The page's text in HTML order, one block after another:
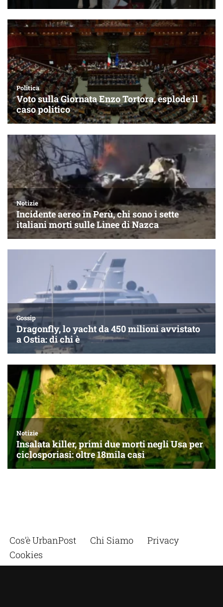
Cos’è UrbanPost Chi Siamo
Privacy
Cookies